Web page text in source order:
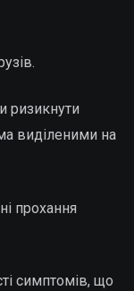
ризикнути
виділеними на
прохання
симптомів, що